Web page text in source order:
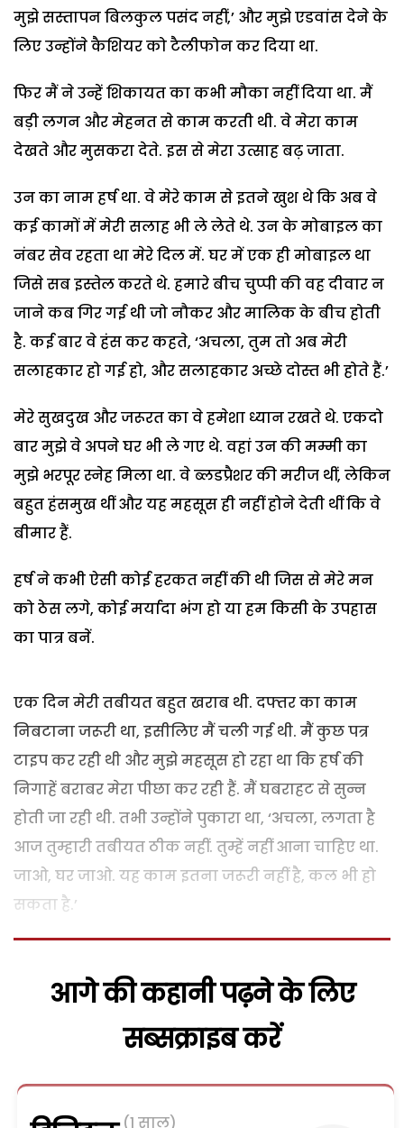
मुझे सस्तापन बिलकुल पसंद नहीं,’ और मुझे एडवांस देने के
लिए उन्होंने कैशियर को टैलीफोन कर दिया था.
फिर मैं ने उन्हें शिकायत का कभी मौका नहीं दिया था. मैं
बड़ी लगन और मेहनत से काम करती थी. वे मेरा काम
देखते और मुसकरा देते. इस से मेरा उत्साह बढ़ जाता.
उन का नाम हर्ष था. वे मेरे काम से इतने खुश थे कि अब वे
कई कामों में मेरी सलाह भी ले लेते थे. उन के मोबाइल का
नंबर सेव रहता था मेरे दिल में. घर में एक ही मोबाइल था
जिसे सब इस्तेल करते थे. हमारे बीच चुप्पी की वह दीवार न
जाने कब गिर गई थी जो नौकर और मालिक के बीच होती
है. कई बार वे हंस कर कहते, ‘अचला, तुम तो अब मेरी
सलाहकार हो गई हो, और सलाहकार अच्छे दोस्त भी होते हैं.’
मेरे सुखदुख और जरूरत का वे हमेशा ध्यान रखते थे. एकदो
बार मुझे वे अपने घर भी ले गए थे. वहां उन की मम्मी का
मुझे भरपूर स्नेह मिला था. वे ब्लडप्रैशर की मरीज थीं, लेकिन
बहुत हंसमुख थीं और यह महसूस ही नहीं होने देती थीं कि वे
बीमार हैं.
हर्ष ने कभी ऐसी कोई हरकत नहीं की थी जिस से मेरे मन
को ठेस लगे, कोई मर्यादा भंग हो या हम किसी के उपहास
का पात्र बनें.
एक दिन मेरी तबीयत बहुत खराब थी. दफ्तर का काम
निबटाना जरूरी था, इसीलिए मैं चली गई थी. मैं कुछ पत्र
टाइप कर रही थी और मुझे महसूस हो रहा था कि हर्ष की
निगाहें बराबर मेरा पीछा कर रही हैं. मैं घबराहट से सुन्न
होती जा रही थी. तभी उन्होंने पुकारा था, ‘अचला, लगता है
आज तुम्हारी तबीयत ठीक नहीं. तुम्हें नहीं आना चाहिए था.
जाओ, घर जाओ. यह काम इतना जरूरी नहीं है, कल भी हो
सकता है.’
आगे की कहानी पढ़ने के लिए
सब्सक्राइब करें
(1 साल)